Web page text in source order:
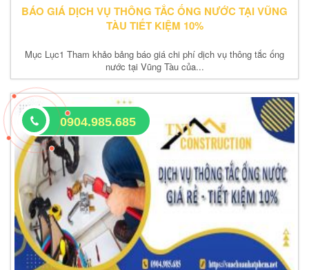
BÁO GIÁ DỊCH VỤ THÔNG TẮC ỐNG NƯỚC TẠI VŨNG
TÀU TIẾT KIỆM 10%
Mục Lục1 Tham khảo bảng báo giá chi phí dịch vụ thông tắc ống
nước tại Vũng Tàu của...
0904.985.685